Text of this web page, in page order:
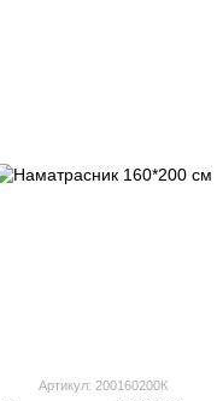
Артикул: 200160200К